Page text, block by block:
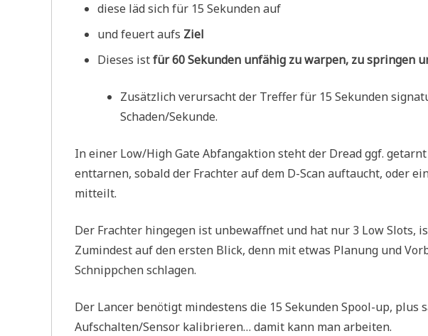
diese läd sich für 15 Sekunden auf
und feuert aufs Ziel
Dieses istfür 60 Sekunden unfähig zu warpen, zu springen
Zusätzlich verursacht der Treffer für 15 Sekunden
Schaden/Sekunde.
In einer Low/High Gate Abfangaktion steht der Dread ggf.
enttarnen, sobald der Frachter auf dem D-Scan auftaucht, oder
mitteilt.
Der Frachter hingegen ist unbewaffnet und hat nur 3 Low Slots,
Zumindest auf den ersten Blick, denn mit etwas Planung und
Schnippchen schlagen.
Der Lancer benötigt mindestens die 15 Sekunden Spool-up, plus
Aufschalten/Sensor kalibrieren… damit kann man arbeiten.